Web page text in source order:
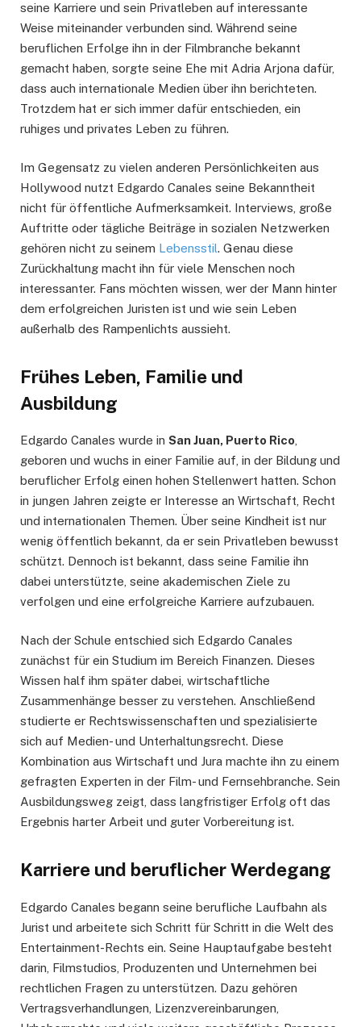
seine Karriere und sein Privatleben auf interessante
Weise miteinander verbunden sind. Während seine
beruflichen Erfolge ihn in der Filmbranche bekannt
gemacht haben, sorgte seine Ehe mit Adria Arjona dafür,
dass auch internationale Medien über ihn berichteten.
Trotzdem hat er sich immer dafür entschieden, ein
ruhiges und privates Leben zu führen.
Im Gegensatz zu vielen anderen Persönlichkeiten aus
Hollywood nutzt Edgardo Canales seine Bekanntheit
nicht für öffentliche Aufmerksamkeit. Interviews, große
Auftritte oder tägliche Beiträge in sozialen Netzwerken
gehören nicht zu seinem Lebensstil. Genau diese
Zurückhaltung macht ihn für viele Menschen noch
interessanter. Fans möchten wissen, wer der Mann hinter
dem erfolgreichen Juristen ist und wie sein Leben
außerhalb des Rampenlichts aussieht.
Frühes Leben, Familie und
Ausbildung
Edgardo Canales wurde in San Juan, Puerto Rico
geboren und wuchs in einer Familie auf, in der Bildung und
beruflicher Erfolg einen hohen Stellenwert hatten. Schon
in jungen Jahren zeigte er Interesse an Wirtschaft, Recht
und internationalen Themen. Über seine Kindheit ist nur
wenig öffentlich bekannt, da er sein Privatleben bewusst
schützt. Dennoch ist bekannt, dass seine Familie ihn
dabei unterstützte, seine akademischen Ziele zu
verfolgen und eine erfolgreiche Karriere aufzubauen.
Nach der Schule entschied sich Edgardo Canales
zunächst für ein Studium im Bereich Finanzen. Dieses
Wissen half ihm später dabei, wirtschaftliche
Zusammenhänge besser zu verstehen. Anschließend
studierte er Rechtswissenschaften und spezialisierte
sich auf Medien- und Unterhaltungsrecht. Diese
Kombination aus Wirtschaft und Jura machte ihn zu einem
gefragten Experten in der Film- und Fernsehbranche. Sein
Ausbildungsweg zeigt, dass langfristiger Erfolg oft das
Ergebnis harter Arbeit und guter Vorbereitung ist.
Karriere und beruflicher Werdegang
Edgardo Canales begann seine berufliche Laufbahn als
Jurist und arbeitete sich Schritt für Schritt in die Welt des
Entertainment-Rechts ein. Seine Hauptaufgabe besteht
darin, Filmstudios, Produzenten und Unternehmen bei
rechtlichen Fragen zu unterstützen. Dazu gehören
Vertragsverhandlungen, Lizenzvereinbarungen,